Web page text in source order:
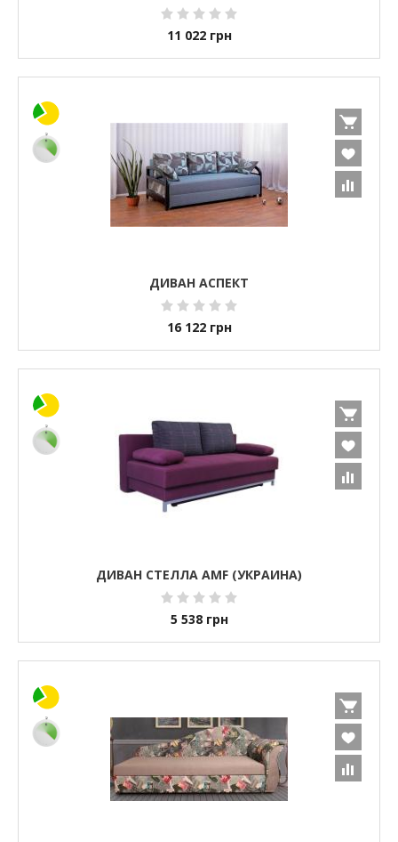
11 022 грн
ДИВАН АСПЕКТ
16 122 грн
ДИВАН СТЕЛЛА AMF (УКРАИНА)
5 538 грн